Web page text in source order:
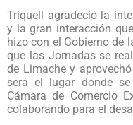
Triquell agradeció la
y la gran interacción
hizo con el Gobierno de
que las Jornadas se
de Limache y
será el lugar donde
Cámara de Comercio
colaborando para el